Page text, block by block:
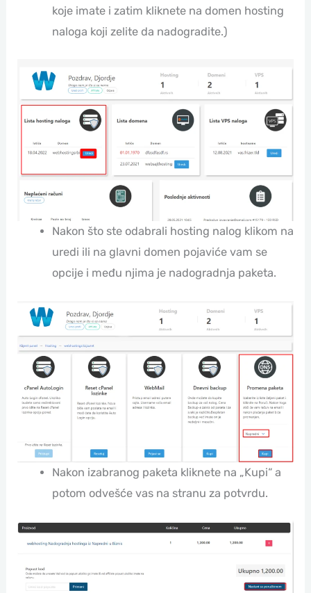
koje imate i zatim kliknete na domen hosting
naloga koji zelite da nadogradite.)
Nakon što ste odabrali hosting nalog klikom na
uredi ili na glavni domen pojaviće vam se
opcije i među njima je nadogradnja paketa.
Nakon izabranog paketa kliknete na „Kupi“ a
potom odvešće vas na stranu za potvrdu.